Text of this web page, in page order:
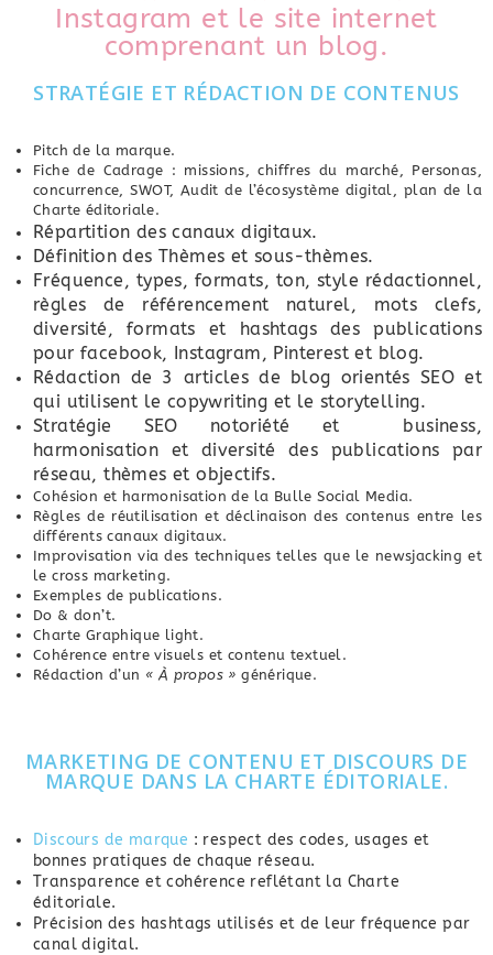
Instagram et le site internet
comprenant un blog.
STRATÉGIE ET RÉDACTION DE CONTENUS
Pitch de la marque.
Fiche de Cadrage : missions, chiffres du marché, Personas,
concurrence, SWOT, Audit de l’écosystème digital, plan de la
Charte éditoriale.
Répartition des canaux digitaux.
Définition des Thèmes et sous-thèmes.
Fréquence, types, formats, ton, style rédactionnel,
règles de référencement naturel, mots clefs,
diversité, formats et hashtags des publications
pour facebook, Instagram, Pinterest et blog.
Rédaction de 3 articles de blog orientés SEO et
qui utilisent le copywriting et le storytelling.
Stratégie SEO notoriété et business,
harmonisation et diversité des publications par
réseau, thèmes et objectifs.
Cohésion et harmonisation de la Bulle Social Media.
Règles de réutilisation et déclinaison des contenus entre les
différents canaux digitaux.
Improvisation via des techniques telles que le newsjacking et
le cross marketing.
Exemples de publications.
Do & don’t.
Charte Graphique light.
Cohérence entre visuels et contenu textuel.
Rédaction d’un « À propos » générique.
MARKETING DE CONTENU ET DISCOURS DE
MARQUE DANS LA CHARTE ÉDITORIALE.
Discours de marque : respect des codes, usages et
bonnes pratiques de chaque réseau.
Transparence et cohérence reflétant la Charte
éditoriale.
Précision des hashtags utilisés et de leur fréquence par
canal digital.